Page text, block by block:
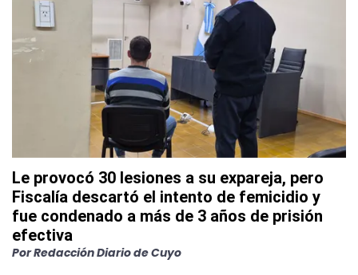
Le provocó 30 lesiones a su expareja, pero
Fiscalía descartó el intento de femicidio y
fue condenado a más de 3 años de prisión
efectiva
PorRedacción Diario de Cuyo